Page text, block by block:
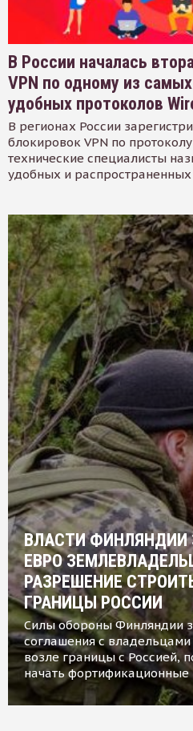
В России началась
VPN по одному из
удобных протоколов
В регионах России
блокировок VPN по
технические специалисты
удобных и распространенных
ВЛАСТИ ФИНЛЯНДИИ
ЕВРО
РАЗРЕШЕНИЕ
ГРАНИЦЫ РОССИИ
Силы обороны Финляндии
соглашения с
возле границы с Россией,
начать